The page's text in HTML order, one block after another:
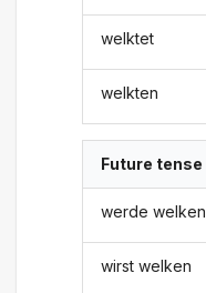
welktet
welkten
Future tense
werde welken
wirst welken